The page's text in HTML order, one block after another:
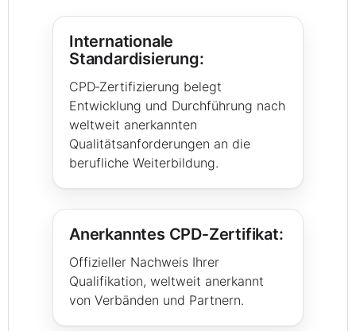
Internationale
Standardisierung:
CPD‑Zertifizierung belegt
Entwicklung und Durchführung nach
weltweit anerkannten
Qualitätsanforderungen an die
berufliche Weiterbildung.
Anerkanntes CPD‑Zertifikat:
Offizieller Nachweis Ihrer
Qualifikation, weltweit anerkannt
von Verbänden und Partnern.